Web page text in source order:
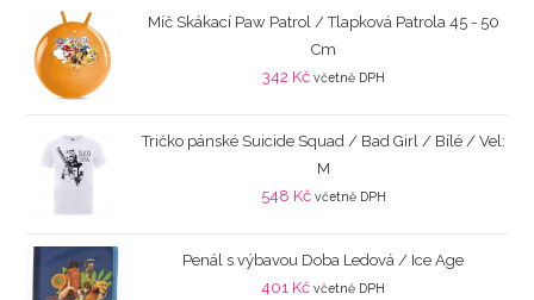
Míč Skákací Paw Patrol / Tlapková Patrola 45 - 50
Cm
342 Kč včetně DPH
Tričko pánské Suicide Squad / Bad Girl / Bílé / Vel:
M
548 Kč včetně DPH
Penál s výbavou Doba Ledová / Ice Age
401 Kč včetně DPH